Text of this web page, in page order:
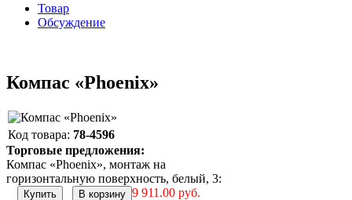
Товар
Обсуждение
Компас «Phoenix»
Код товара: 78-4596
Торговые предложения:
Компас «Phoenix», монтаж на
горизонтальную поверхность, белый, 3:
9 911.00 руб.